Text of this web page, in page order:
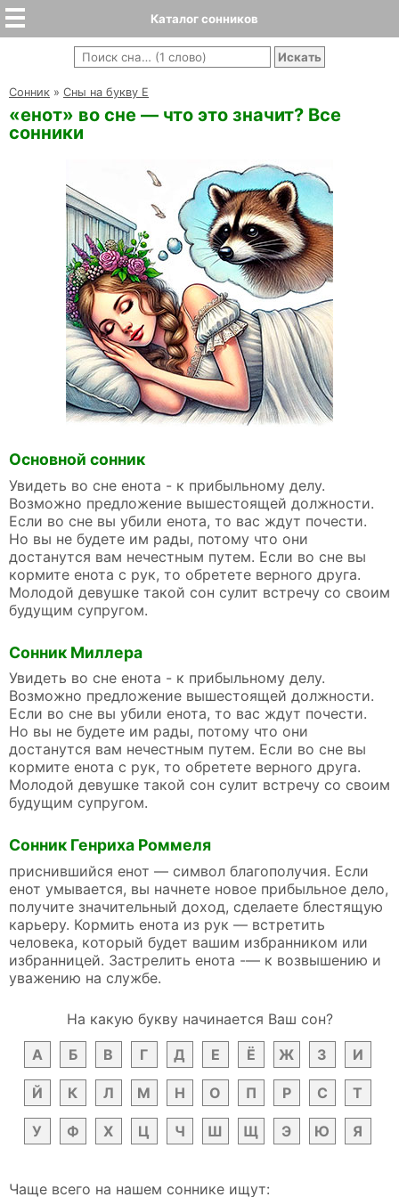
Каталог сонников
Cонник » Сны на букву Е
«енот» во сне — что это значит? Все
сонники
Основной сонник
Увидеть во сне енота - к прибыльному делу.
Возможно предложение вышестоящей должности.
Если во сне вы убили енота, то вас ждут почести.
Но вы не будете им рады, потому что они
достанутся вам нечестным путем. Если во сне вы
кормите енота с рук, то обретете верного друга.
Молодой девушке такой сон сулит встречу со своим
будущим супругом.
Сонник Миллера
Увидеть во сне енота - к прибыльному делу.
Возможно предложение вышестоящей должности.
Если во сне вы убили енота, то вас ждут почести.
Но вы не будете им рады, потому что они
достанутся вам нечестным путем. Если во сне вы
кормите енота с рук, то обретете верного друга.
Молодой девушке такой сон сулит встречу со своим
будущим супругом.
Сонник Генриха Роммеля
приснившийся енот — символ благополучия. Если
енот умывается, вы начнете новое прибыльное дело,
получите значительный доход, сделаете блестящую
карьеру. Кормить енота из рук — встретить
человека, который будет вашим избранником или
избранницей. Застрелить енота -— к возвышению и
уважению на службе.
На какую букву начинается Ваш сон?
А
Б В Г Д Е Ё Ж З И
Й К Л М Н О П Р С Т
У Ф Х Ц Ч Ш Щ Э Ю Я
Чаще всего на нашем соннике ищут: